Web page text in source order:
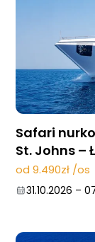
Safari
St. Johns –
od 9.490zł /os
31.10.2026 –